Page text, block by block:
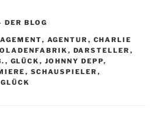
DER BLOG
, AGENTUR , CHARLIE
, DARSTELLER ,
, GLÜCK , JOHNNY DEPP,
, SCHAUSPIELER ,